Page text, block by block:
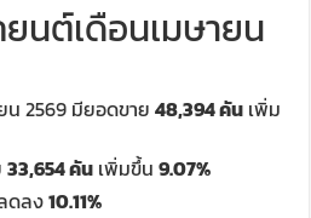
นต์เดือนเมษายน
น 2569 มียอดขาย48,394 คัน เพิ่ม
33,654 คัน เพิ่มขึ้น9.07%
ดลง10.11%